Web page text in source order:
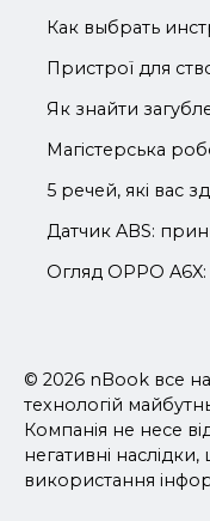
Как выбрать
Пристрої для
Як знайти
Магістерська
5 речей, які вас
Датчик ABS:
Огляд OPPO
© 2026 nBook все
технологій
Компанія не несе
негативні
використання